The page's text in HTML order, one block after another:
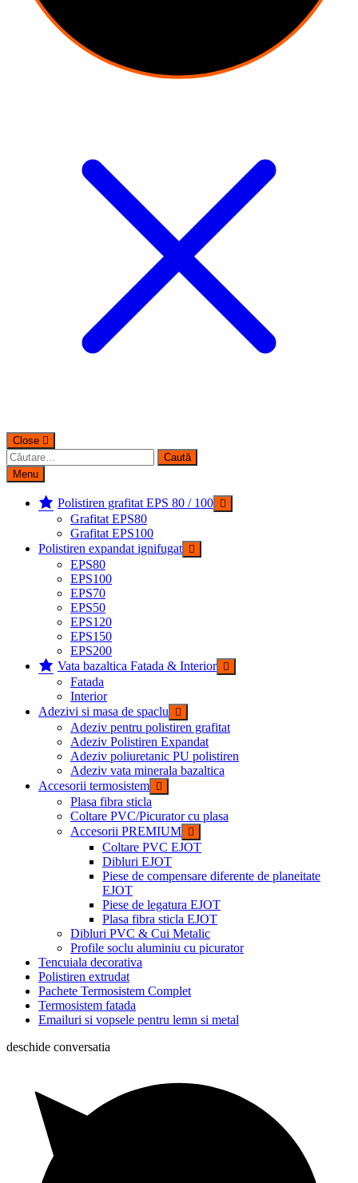
Close
Caută
după:
Menu
Polistiren grafitat EPS 80 / 100
Grafitat EPS80
Grafitat EPS100
Polistiren expandat ignifugat
EPS80
EPS100
EPS70
EPS50
EPS120
EPS150
EPS200
Vata bazaltica Fatada & Interior
Fatada
Interior
Adezivi si masa de spaclu
Adeziv pentru polistiren grafitat
Adeziv Polistiren Expandat
Adeziv poliuretanic PU polistiren
Adeziv vata minerala bazaltica
Accesorii termosistem
Plasa fibra sticla
Coltare PVC/Picurator cu plasa
Accesorii PREMIUM
Coltare PVC EJOT
Dibluri EJOT
Piese de compensare diferente de planeitate
EJOT
Piese de legatura EJOT
Plasa fibra sticla EJOT
Dibluri PVC & Cui Metalic
Profile soclu aluminiu cu picurator
Tencuiala decorativa
Polistiren extrudat
Pachete Termosistem Complet
Termosistem fatada
Emailuri si vopsele pentru lemn si metal
deschide conversatia